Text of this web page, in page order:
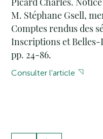
M. Stéphane Gsell,
Comptes rendus des
Inscriptions et Belles-
pp. 24-86.
Consulter l'article